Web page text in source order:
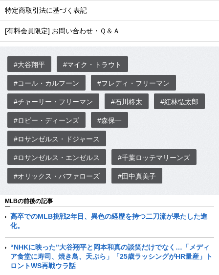
特定商取引法に基づく表記
[有料会員限定] お問い合わせ・Ｑ＆Ａ
#大谷翔平 #マイク・トラウト
#コール・カルフーン #フレディ・フリーマン
#チャーリー・フリーマン #石川柊太 #紅林弘太郎
#ロビー・ディーンズ #森保一
#ロサンゼルス・ドジャース
#ロサンゼルス・エンゼルス #千葉ロッテマリーンズ
#オリックス・バファローズ #田中真美子
MLBの前後の記事
高卒でのMLB挑戦2年目、異色の経歴を持つ二刀流が果たした進
化。
“NHKに映った”大谷翔平と岡本和真の談笑だけでなく…「メディ
ア食堂に寿司、焼き鳥、天ぷら」「25歳ラッシングがHR量産」ト
ロントWS再戦ウラ話